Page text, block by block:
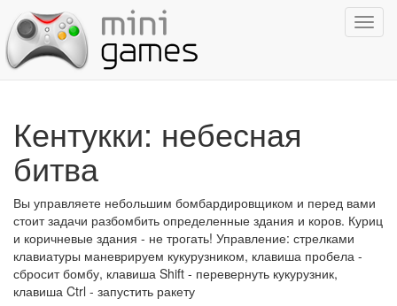
Кентукки: небесная
битва
Вы управляете небольшим бомбардировщиком и перед вами
стоит задачи разбомбить определенные здания и коров. Куриц
и коричневые здания - не трогать! Управление: стрелками
клавиатуры маневрируем кукурузником, клавиша пробела -
сбросит бомбу, клавиша Shift - перевернуть кукурузник,
клавиша Ctrl - запустить ракету